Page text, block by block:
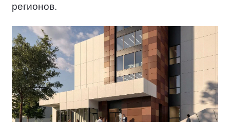
регионов.